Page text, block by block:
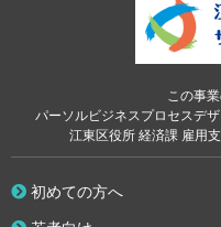
この事
パーソルビジネスプロセスデ
江東区役所 経済課 雇用
初めての方へ